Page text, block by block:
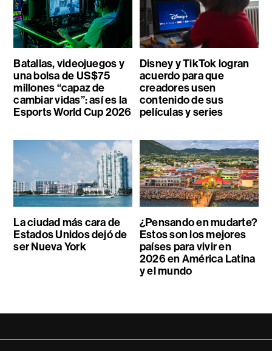
Batallas, videojuegos y
una bolsa de US$75
millones “capaz de
cambiar vidas”: así es la
Esports World Cup 2026
Disney y TikTok logran
acuerdo para que
creadores usen
contenido de sus
películas y series
La ciudad más cara de
Estados Unidos dejó de
ser Nueva York
¿Pensando en mudarte?
Estos son los mejores
países para vivir en
2026 en América Latina
y el mundo